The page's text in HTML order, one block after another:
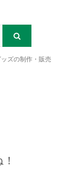
ッズの制作・販売